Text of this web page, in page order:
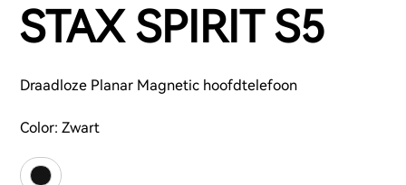
STAX SPIRIT S5
Draadloze Planar Magnetic hoofdtelefoon
Color: Zwart